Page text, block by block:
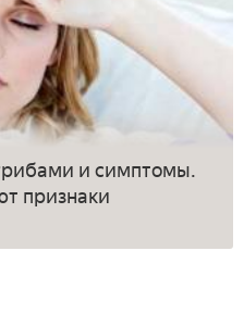
и симптомы.
признаки